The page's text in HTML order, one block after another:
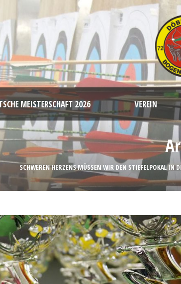
MEISTERSCHAFT 2026 VEREIN
Satzung,
Sportstätten
Bogenarten
Mitglied werden
SCHWEREN HERZENS MÜSSEN WIR DEN STIEFELPOKAL IN